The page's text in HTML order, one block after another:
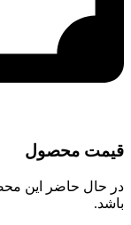
قیمت محصول
در حال حاضر این
باشد.